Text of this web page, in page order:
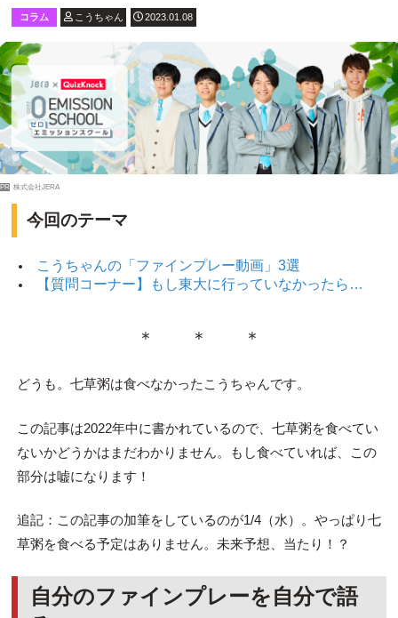
コラム こうちゃん 2023.01.08
PR 株式会社JERA
今回のテーマ
こうちゃんの「ファインプレー動画」3選
【質問コーナー】もし東大に行っていなかったら…
＊ ＊ ＊
どうも。七草粥は食べなかったこうちゃんです。
この記事は2022年中に書かれているので、七草粥を食べてい
ないかどうかはまだわかりません。もし食べていれば、この
部分は嘘になります！
追記：この記事の加筆をしているのが1/4（水）。やっぱり七
草粥を食べる予定はありません。未来予想、当たり！？
自分のファインプレーを自分で語